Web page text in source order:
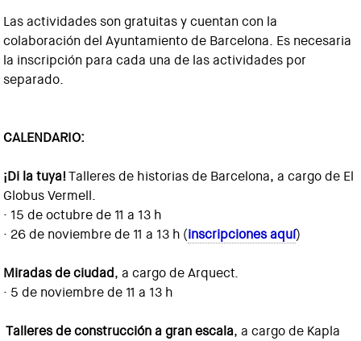
Las actividades son gratuitas y cuentan con la
colaboración del Ayuntamiento de Barcelona. Es necesaria
la inscripción para cada una de las actividades por
separado.
CALENDARIO:
¡Di la tuya!Talleres de historias de Barcelona, a cargo de El
Globus Vermell.
· 15 de octubre de 11 a 13 h
· 26 de noviembre de 11 a 13 h (inscripciones aquí)
Miradas de ciudad, a cargo de Arquect.
· 5 de noviembre de 11 a 13 h
Talleres de construcción a gran escala, a cargo de Kapla